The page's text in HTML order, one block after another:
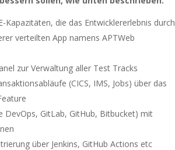
Kapazitäten, die das Entwicklererlebnis durch
verteilten App namens APTWeb
zur Verwaltung aller Test Tracks
(CICS, IMS, Jobs) über das
DevOps, GitLab, GitHub, Bitbucket) mit
über Jenkins, GitHub Actions etc